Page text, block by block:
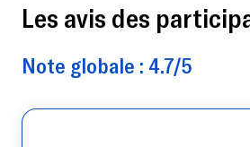
Les avis des
Note globale : 4.7/5